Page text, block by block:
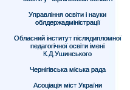
Управління освіти і науки
облдержадміністрації
Обласний інститут післядипломної
педагогічної освіти імені
К.Д.Ушинського
Чернігівська міська рада
Асоціація міст України